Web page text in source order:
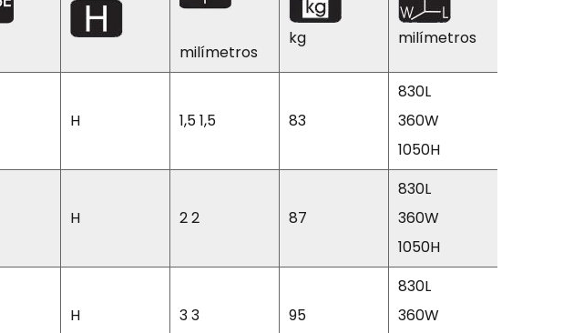
milímetros
kg milímetros
H 1,5 1,5 83
830L
360W
1050H
H 2 2 87
830L
360W
1050H
H 3 3 95
830L
360W